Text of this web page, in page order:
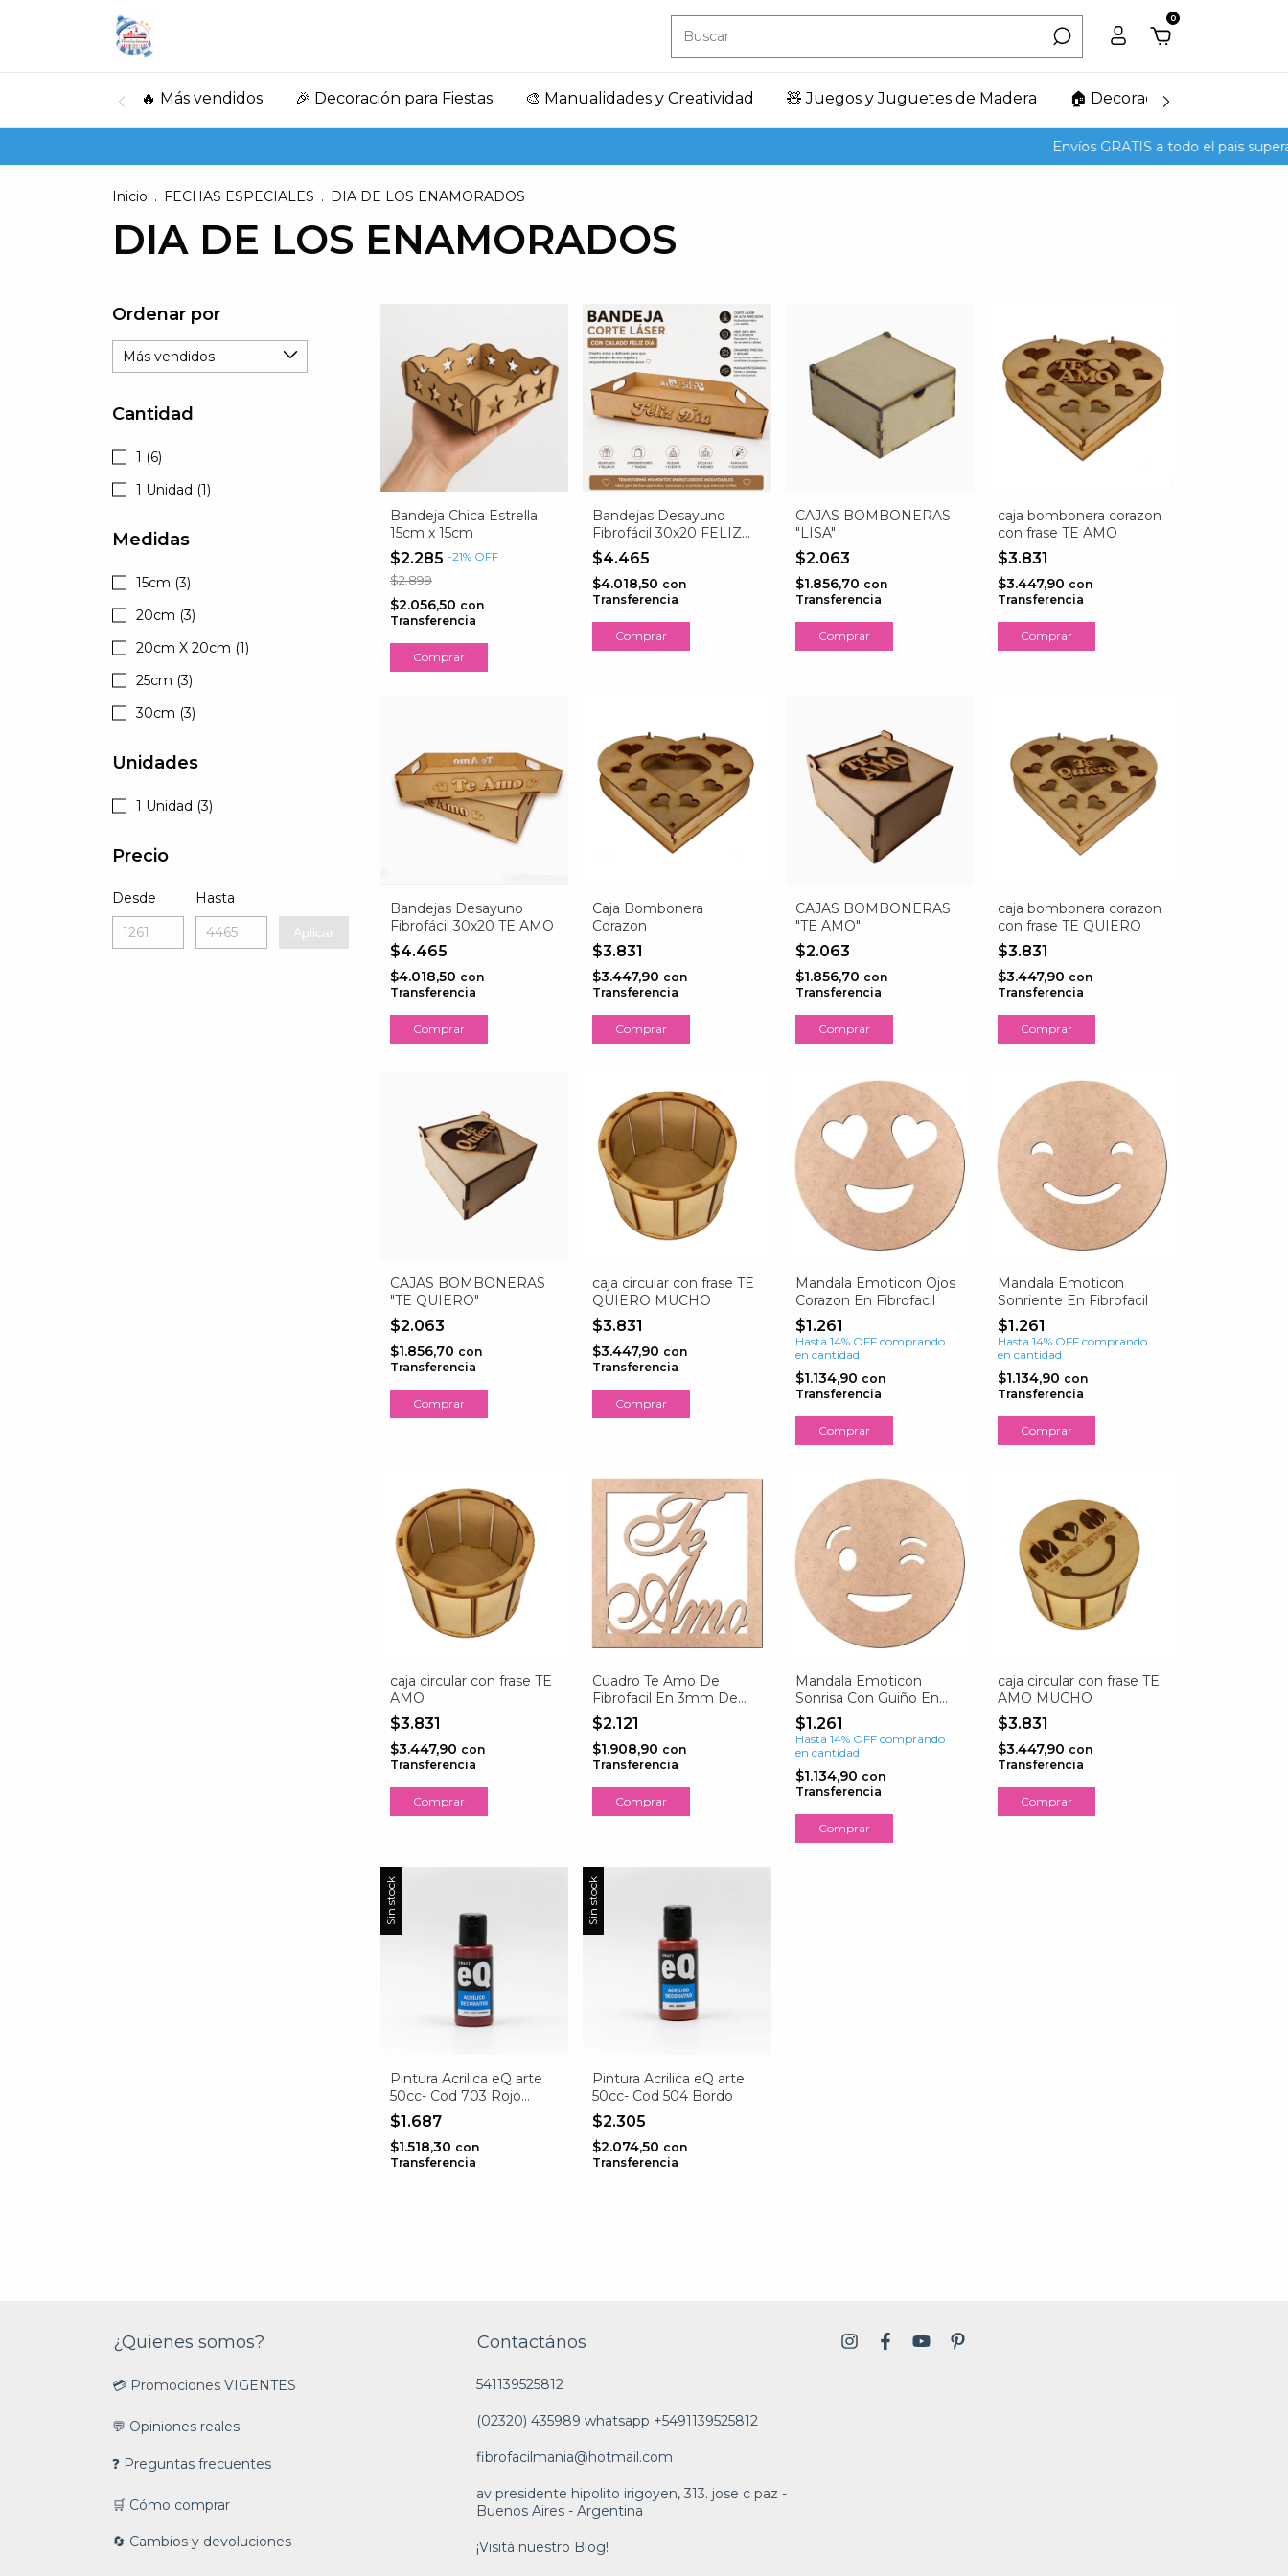
0
🔥 Más vendidos 🎉 Decoración para Fiestas 🎨 Manualidades y Creatividad 🧸 Juegos y Juguetes de Madera 🏠 Decoración del Hogar
Envíos GRATIS a todo el pais superando
Inicio . FECHAS ESPECIALES . DIA DE LOS ENAMORADOS
DIA DE LOS ENAMORADOS
Ordenar por
Cantidad
1 (6)
1 Unidad (1)
Medidas
15cm (3)
20cm (3)
20cm X 20cm (1)
25cm (3)
30cm (3)
Unidades
1 Unidad (3)
Precio
Desde Hasta
Aplicar
Bandeja Chica Estrella
15cm x 15cm
$2.285 -21% OFF
$2.899
$2.056,50 con
Transferencia
Comprar
Bandejas Desayuno
Fibrofácil 30x20 FELIZ
DIA
$4.465
$4.018,50 con
Transferencia
CAJAS BOMBONERAS
"LISA"
$2.063
$1.856,70 con
Transferencia
Comprar
caja bombonera corazon
con frase TE AMO
$3.831
$3.447,90 con
Transferencia
Comprar
Bandejas Desayuno
Fibrofácil 30x20 TE AMO
$4.465
$4.018,50 con
Transferencia
Caja Bombonera
Corazon
$3.831
$3.447,90 con
Transferencia
Comprar
CAJAS BOMBONERAS
"TE AMO"
$2.063
$1.856,70 con
Transferencia
Comprar
caja bombonera corazon
con frase TE QUIERO
$3.831
$3.447,90 con
Transferencia
Comprar
CAJAS BOMBONERAS
"TE QUIERO"
$2.063
$1.856,70 con
Transferencia
Comprar
caja circular con frase TE
QUIERO MUCHO
$3.831
$3.447,90 con
Transferencia
Comprar
Mandala Emoticon Ojos
Corazon En Fibrofacil
$1.261
Hasta 14% OFF comprando
en cantidad
$1.134,90 con
Transferencia
Comprar
Mandala Emoticon
Sonriente En Fibrofacil
$1.261
Hasta 14% OFF comprando
en cantidad
$1.134,90 con
Transferencia
Comprar
caja circular con frase TE
AMO
$3.831
$3.447,90 con
Transferencia
Comprar
Cuadro Te Amo De
Fibrofacil En 3mm De
Espesor
$2.121
$1.908,90 con
Transferencia
Comprar
Mandala Emoticon
Sonrisa Con Guiño En
Fibrofacil
$1.261
Hasta 14% OFF comprando
en cantidad
$1.134,90 con
Transferencia
Comprar
caja circular con frase TE
AMO MUCHO
$3.831
$3.447,90 con
Transferencia
Comprar
Sin stock
Pintura Acrilica eQ arte
50cc- Cod 703 Rojo
Carmes
$1.687
$1.518,30 con
Transferencia
Sin stock
Pintura Acrilica eQ arte
50cc- Cod 504 Bordo
$2.305
$2.074,50 con
Transferencia
¿Quienes somos?
💳 Promociones VIGENTES
💬 Opiniones reales
❓ Preguntas frecuentes
🛒 Cómo comprar
🔄 Cambios y devoluciones
Contactános
541139525812
(02320) 435989 whatsapp +5491139525812
fibrofacilmania@hotmail.com
av presidente hipolito irigoyen, 313. jose c paz -
Buenos Aires - Argentina
¡Visitá nuestro Blog!